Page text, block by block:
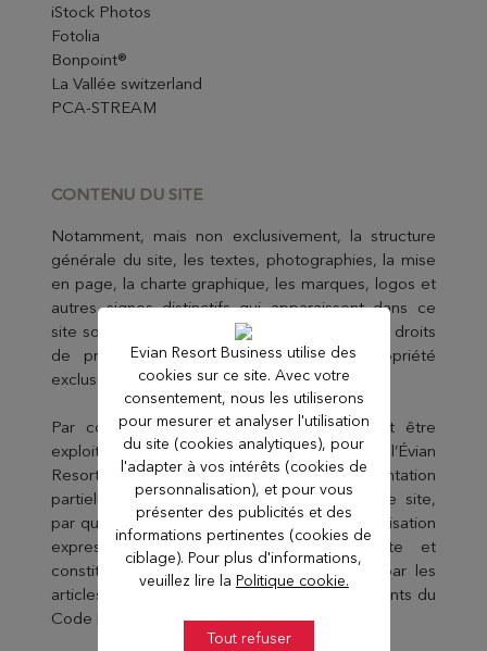
iStock Photos
Fotolia
Bonpoint®
La Vallée switzerland
PCA-STREAM
CONTENU DU SITE
Notamment, mais non exclusivement, la structure
générale du site, les textes, photographies, la mise
en page, la charte graphique, les marques, logos et
autres signes distinctifs qui apparaissent dans ce
site sont susceptibles d’être protégés par les droits
de propriété intellectuelle et sont la propriété
exclusive de l’Évian Resort.
Par conséquent, ces éléments ne peuvent être
exploités qu’avec l’autorisation préalable de l’Évian
Resort. Toute reproduction et représentation
partielle ou totale d’éléments figurant sur ce site,
par quelque procédé que ce soit, sans l’autorisation
expresse de l’Évian Resort, est interdite et
constituerait une contrefaçon sanctionnée par les
articles L.335-2 et suivants et L.713-2 et suivants du
Code la Propriété Intellectuelle.
Evian Resort Business utilise des
cookies sur ce site. Avec votre
consentement, nous les utiliserons
pour mesurer et analyser l'utilisation
du site (cookies analytiques), pour
l'adapter à vos intérêts (cookies de
personnalisation), et pour vous
présenter des publicités et des
informations pertinentes (cookies de
ciblage). Pour plus d'informations,
veuillez lire la Politique cookie.
Tout refuser